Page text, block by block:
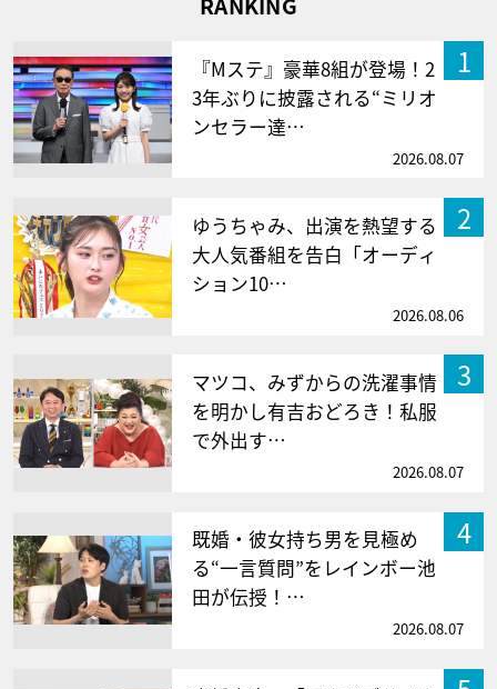
1
『Mステ』豪華8組が登場！2
3年ぶりに披露される“ミリオ
ンセラー達…
2026.08.07
2
ゆうちゃみ、出演を熱望する
大人気番組を告白「オーディ
ション10…
2026.08.06
3
マツコ、みずからの洗濯事情
を明かし有吉おどろき！私服
で外出す…
2026.08.07
4
既婚・彼女持ち男を見極め
る“一言質問”をレインボー池
田が伝授！…
2026.08.07